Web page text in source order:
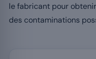
le fabricant pour
des contaminations